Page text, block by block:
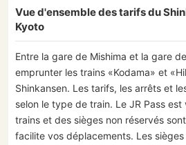
Vue d'ensemble des tarifs du
Kyoto
Entre la gare de Mishima et la gare
emprunter les trains «Kodama» et
Shinkansen. Les tarifs, les arrêts et
selon le type de train. Le JR Pass est
trains et des sièges non réservés
facilite vos déplacements. Les